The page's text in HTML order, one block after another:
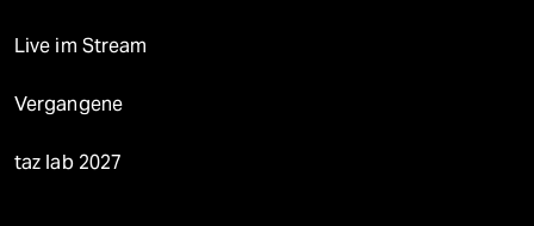
Live im Stream
Vergangene
taz lab 2027